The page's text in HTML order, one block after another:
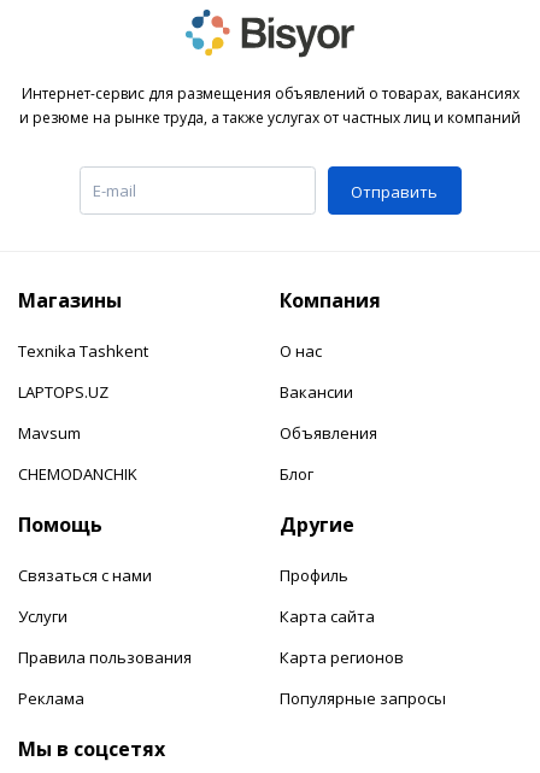
Интернет-сервис для размещения объявлений о товарах, вакансиях
и резюме на рынке труда, а также услугах от частных лиц и компаний
Отправить
Магазины
Texnika Tashkent
LAPTOPS.UZ
Mavsum
CHEMODANCHIK
Компания
О нас
Вакансии
Объявления
Блог
Помощь
Связаться с нами
Услуги
Правила пользования
Реклама
Другие
Профиль
Карта сайта
Карта регионов
Популярные запросы
Мы в соцсетях